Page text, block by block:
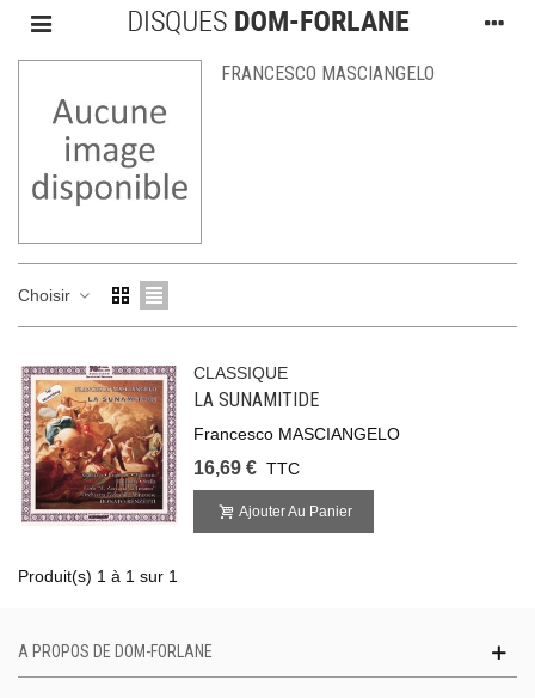
FRANCESCO MASCIANGELO
Choisir
CLASSIQUE
LA SUNAMITIDE
Francesco MASCIANGELO
16,69 € TTC
Ajouter Au Panier
Produit(s) 1 à 1 sur 1
A PROPOS DE DOM-FORLANE